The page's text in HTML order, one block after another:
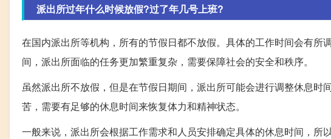
派出所过年什么时候放假?过了年几号上班?
在国内派出所等机构，所有的节假日都不放假。具体的工作时间会有
间，派出所面临的任务更加繁重复杂，需要保障社会的安全和秩序。
虽然派出所不放假，但是在节假日期间，派出所可能会进行调整休息
苦，需要有足够的休息时间来恢复体力和精神状态。
一般来说，派出所会根据工作需求和人员安排确定具体的休息时间，